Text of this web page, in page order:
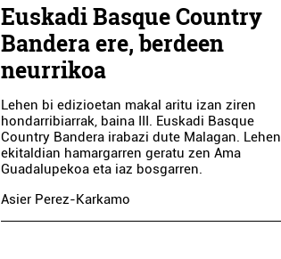
Euskadi Basque Country
Bandera ere, berdeen
neurrikoa
Lehen bi edizioetan makal aritu izan ziren
hondarribiarrak, baina III. Euskadi Basque
Country Bandera irabazi dute Malagan. Lehen
ekitaldian hamargarren geratu zen Ama
Guadalupekoa eta iaz bosgarren.
Asier Perez-Karkamo